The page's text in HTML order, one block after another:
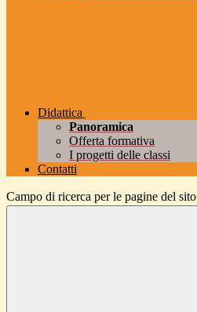
Didattica
Panoramica
Offerta formativa
I progetti delle classi
Contatti
Campo di ricerca per le pagine del sito